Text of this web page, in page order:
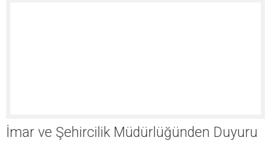
İmar ve Şehircilik Müdürlüğünden Duyuru